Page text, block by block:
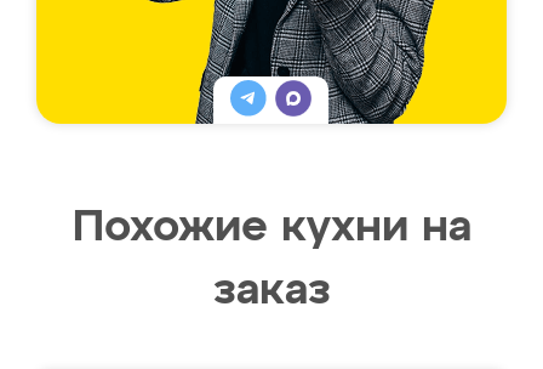
Похожие кухни на
заказ